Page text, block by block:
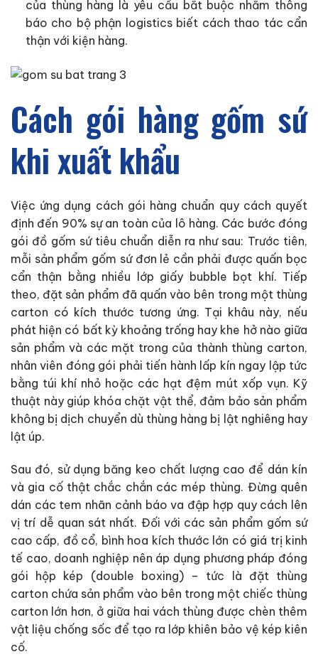
của thùng hàng là yêu cầu bắt buộc nhằm thông
báo cho bộ phận logistics biết cách thao tác cẩn
thận với kiện hàng.
Cách gói hàng gốm sứ
khi xuất khẩu
Việc ứng dụng cách gói hàng chuẩn quy cách quyết
định đến 90% sự an toàn của lô hàng. Các bước đóng
gói đồ gốm sứ tiêu chuẩn diễn ra như sau: Trước tiên,
mỗi sản phẩm gốm sứ đơn lẻ cần phải được quấn bọc
cẩn thận bằng nhiều lớp giấy bubble bọt khí. Tiếp
theo, đặt sản phẩm đã quấn vào bên trong một thùng
carton có kích thước tương ứng. Tại khâu này, nếu
phát hiện có bất kỳ khoảng trống hay khe hở nào giữa
sản phẩm và các mặt trong của thành thùng carton,
nhân viên đóng gói phải tiến hành lấp kín ngay lập tức
bằng túi khí nhỏ hoặc các hạt đệm mút xốp vụn. Kỹ
thuật này giúp khóa chặt vật thể, đảm bảo sản phẩm
không bị dịch chuyển dù thùng hàng bị lật nghiêng hay
lật úp.
Sau đó, sử dụng băng keo chất lượng cao để dán kín
và gia cố thật chắc chắn các mép thùng. Đừng quên
dán các tem nhãn cảnh báo va đập hợp quy cách lên
vị trí dễ quan sát nhất. Đối với các sản phẩm gốm sứ
cao cấp, đồ cổ, bình hoa kích thước lớn có giá trị kinh
tế cao, doanh nghiệp nên áp dụng phương pháp đóng
gói hộp kép (double boxing) – tức là đặt thùng
carton chứa sản phẩm vào bên trong một chiếc thùng
carton lớn hơn, ở giữa hai vách thùng được chèn thêm
vật liệu chống sốc để tạo ra lớp khiên bảo vệ kép kiên
cố.